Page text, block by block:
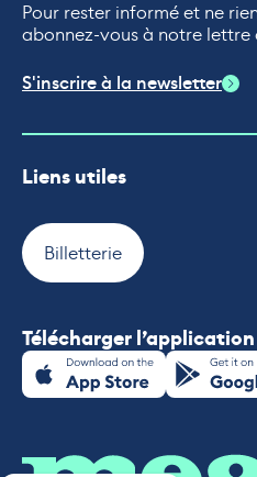
Pour rester informé et ne
abonnez-vous à notre lettre
S'inscrire à la newsletter
Liens utiles
Billetterie
Télécharger